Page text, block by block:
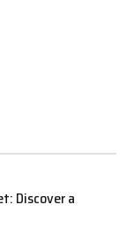
Discover a